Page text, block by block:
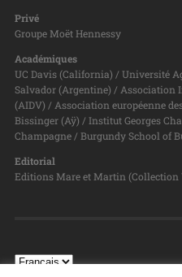
Privé
Groupe Moët Hennessy
Académiques
UC Davis (California) / Université
Salvador (Argentine) / Association
(AIDV) / Association européenne
Bissinger (Aÿ) / Institut Georges
Champagne / Burgundy School of
Editorial
Editions Mare et Martin (Collection